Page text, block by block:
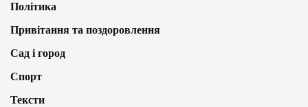
Політика
Привітання та поздоровлення
Сад і город
Спорт
Тексти